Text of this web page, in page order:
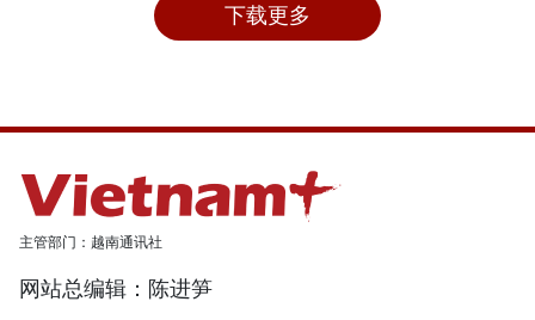
下载更多
主管部门：越南通讯社
网站总编辑：陈进笋